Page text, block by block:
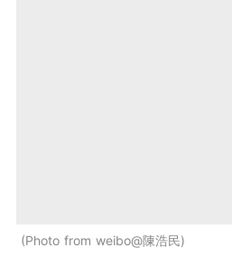
Photo from weibo@陳浩民